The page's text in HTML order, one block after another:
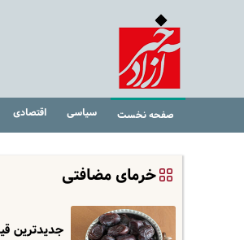
صفحه نخست سیاسی اقتصادی
خرمای مضافتی
جدیدترین